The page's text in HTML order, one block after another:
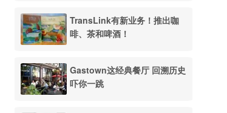
TransLink有新业务！推出咖
啡、茶和啤酒！
Gastown这经典餐厅 回溯历史
吓你一跳